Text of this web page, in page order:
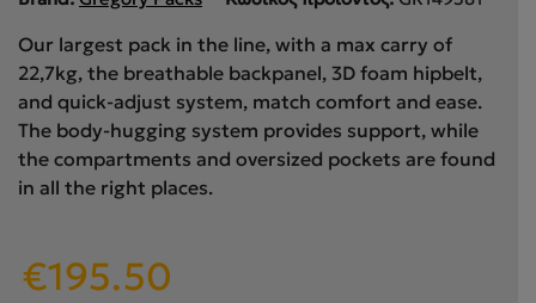
Our largest pack in the line, with a max carry of
22,7kg, the breathable backpanel, 3D foam hipbelt,
and quick-adjust system, match comfort and ease.
The body-hugging system provides support, while
the compartments and oversized pockets are found
in all the right places.
Original
price
€195.50